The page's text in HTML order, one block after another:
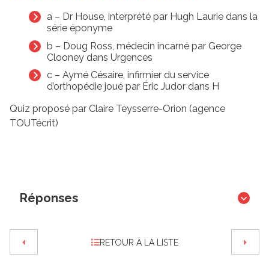
a – Dr House, interprété par Hugh Laurie dans la
série éponyme
b – Doug Ross, médecin incarné par George
Clooney dans Urgences
c – Aymé Césaire, infirmier du service
d’orthopédie joué par Éric Judor dans H
Quiz proposé par Claire Teysserre-Orion (agence
TOUTécrit)
Réponses
RETOUR À LA LISTE